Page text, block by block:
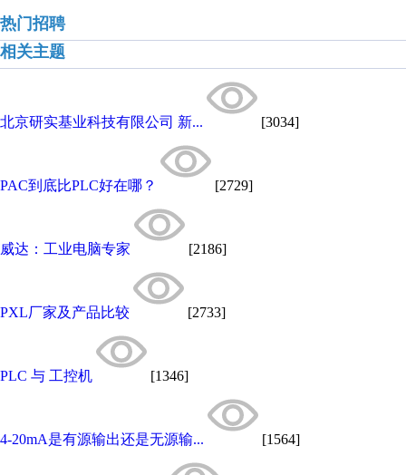
热门招聘
相关主题
北京研实基业科技有限公司 新... [3034]
PAC到底比PLC好在哪？ [2729]
威达：工业电脑专家 [2186]
PXL厂家及产品比较 [2733]
PLC 与 工控机 [1346]
4-20mA是有源输出还是无源输... [1564]